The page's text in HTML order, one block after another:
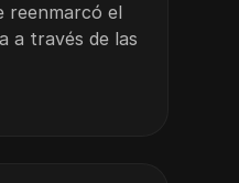
reenmarcó el
a través de las